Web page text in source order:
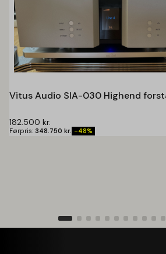
Vitus Audio SIA-030 Highend
182.500 kr.
Førpris: 348.750 kr. -48%